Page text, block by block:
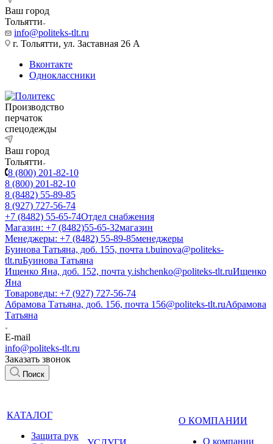
Ваш город
Тольятти
info@politeks-tlt.ru
г. Тольятти, ул. Заставная 26 А
Вконтакте
Одноклассники
Производство
перчаток
спецодежды
Ваш город
Тольятти
8 (800) 201-82-10
8 (800) 201-82-10
8 (8482) 55-89-85
8 (927) 727-56-74
+7 (8482) 55-65-74Отдел снабжения
Магазин: +7 (8482)55-65-32магазин
Менеджеры: +7 (8482) 55-89-85менеджеры
Буинова Татьяна, доб. 155, почта t.buinova@politeks-
tlt.ruБуинова Татьяна
Ищенко Яна, доб. 152, почта y.ishchenko@politeks-tlt.ruИщенко
Яна
Товароведы: +7 (927) 727-56-74
Абрамова Татьяна, доб. 156, почта 156@politeks-tlt.ruАбрамова
Татьяна
E-mail
info@politeks-tlt.ru
Заказать звонок
Поиск
КАТАЛОГ
Защита рук
О КОМПАНИИ
О компании